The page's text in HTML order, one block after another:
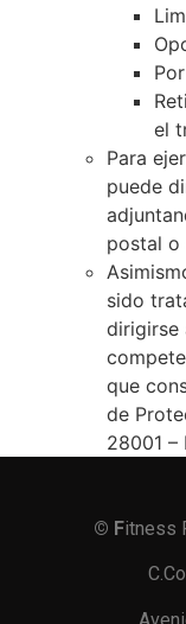
el
Para
puede
postal o
sido
dirigirse
que
de
28001 –
© Fitness